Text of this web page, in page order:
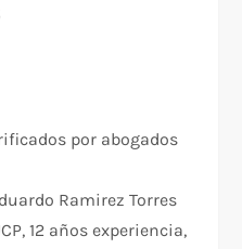
por abogados
Ramirez Torres
12 años experiencia,